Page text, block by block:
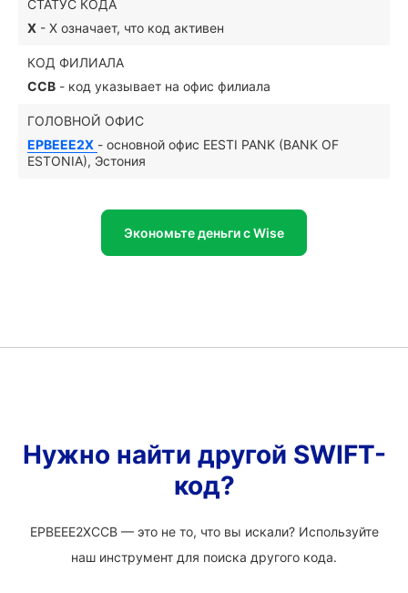
СТАТУС КОДА
X - X означает, что код активен
КОД ФИЛИАЛА
CCB - код указывает на офис филиала
ГОЛОВНОЙ ОФИС
EPBEEE2X - основной офис EESTI PANK (BANK OF
ESTONIA), Эстония
Экономьте деньги с Wise
Нужно найти другой SWIFT-
код?
EPBEEE2XCCB — это не то, что вы искали? Используйте
наш инструмент для поиска другого кода.